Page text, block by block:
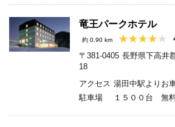
竜王パークホテル
約 0.90 km
〒381-0405 長野県下高井
18
アクセス 湯田中駅よりお
駐車場
１５００台 無